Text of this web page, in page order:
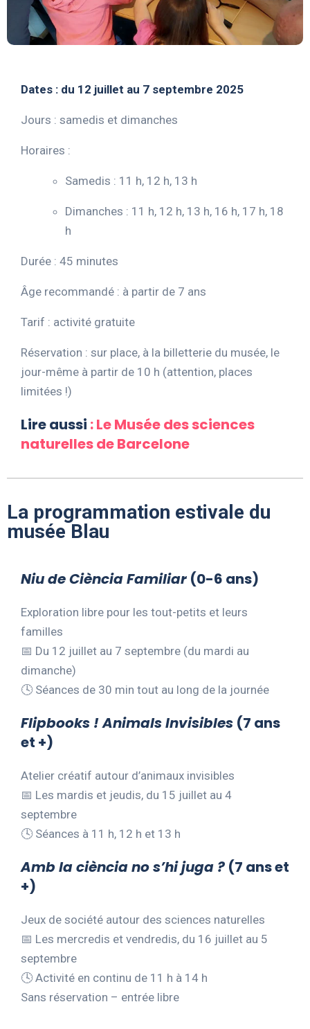
Dates : du 12 juillet au 7 septembre 2025
Jours : samedis et dimanches
Horaires :
Samedis : 11 h, 12 h, 13 h
Dimanches : 11 h, 12 h, 13 h, 16 h, 17 h, 18
h
Durée : 45 minutes
Âge recommandé : à partir de 7 ans
Tarif : activité gratuite
Réservation : sur place, à la billetterie du musée, le
jour-même à partir de 10 h (attention, places
limitées !)
Lire aussi : Le Musée des sciences
naturelles de Barcelone
La programmation estivale du
musée Blau
Niu de Ciència Familiar (0-6 ans)
Exploration libre pour les tout-petits et leurs
familles
📅 Du 12 juillet au 7 septembre (du mardi au
dimanche)
🕓 Séances de 30 min tout au long de la journée
Flipbooks ! Animals Invisibles (7 ans
et +)
Atelier créatif autour d’animaux invisibles
📅 Les mardis et jeudis, du 15 juillet au 4
septembre
🕓 Séances à 11 h, 12 h et 13 h
Amb la ciència no s’hi juga ? (7 ans et
+)
Jeux de société autour des sciences naturelles
📅 Les mercredis et vendredis, du 16 juillet au 5
septembre
🕓 Activité en continu de 11 h à 14 h
Sans réservation – entrée libre